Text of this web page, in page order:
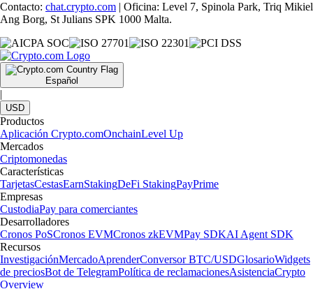
Contacto: chat.crypto.com | Oficina: Level 7, Spinola Park, Triq Mikiel
Ang Borg, St Julians SPK 1000 Malta.
Español
|
USD
Productos
Aplicación Crypto.comOnchainLevel Up
Mercados
Criptomonedas
Características
TarjetasCestasEarnStakingDeFi StakingPayPrime
Empresas
CustodiaPay para comerciantes
Desarrolladores
Cronos PoSCronos EVMCronos zkEVMPay SDKAI Agent SDK
Recursos
InvestigaciónMercadoAprenderConversor BTC/USDGlosarioWidgets
de preciosBot de TelegramPolítica de reclamacionesAsistenciaCrypto
Overview